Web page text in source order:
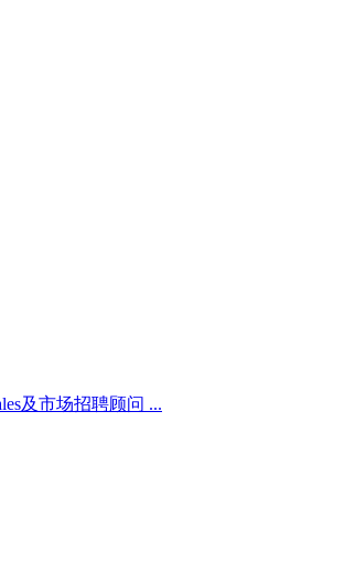
及市场招聘顾问 ...